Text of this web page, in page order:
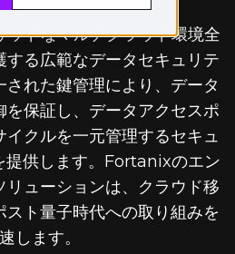
ドなマルチクラウド環境全
る広範なデータセキュリテ
された鍵管理により、データ
を保証し、データアクセスポ
イクルを一元管理するセキュ
提供します。Fortanixのエン
リューションは、クラウド移
ト量子時代への取り組みを
します。